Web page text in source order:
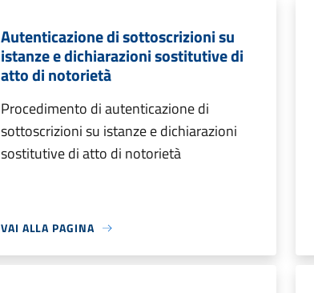
Autenticazione di sottoscrizioni su
istanze e dichiarazioni sostitutive di
atto di notorietà
Procedimento di autenticazione di
sottoscrizioni su istanze e dichiarazioni
sostitutive di atto di notorietà
VAI ALLA PAGINA